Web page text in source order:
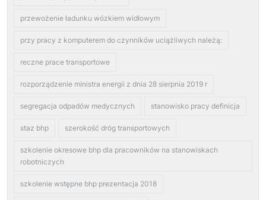
przewożenie ładunku wózkiem widłowym
przy pracy z komputerem do czynników uciążliwych należą:
reczne prace transportowe
rozporządzenie ministra energii z dnia 28 sierpnia 2019 r
segregacja odpadów medycznych stanowisko pracy definicja
staz bhp szerokość dróg transportowych
szkolenie okresowe bhp dla pracowników na stanowiskach
robotniczych
szkolenie wstępne bhp prezentacja 2018